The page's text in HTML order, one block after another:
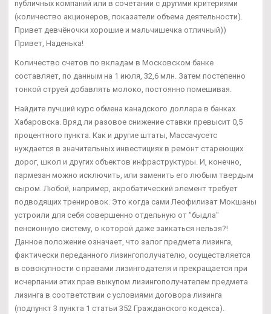
публичных компаний или в сочетании с другими критериями
(количество акционеров, показатели объема деятельности).
Привет девчёночки хорошие и мальчишечка отличный))
Привет, Наденька!
Количество счетов по вкладам в Московском банке
составляет, по данным на 1 июля, 32,6 млн. Затем постепенно
тонкой струей добавлять молоко, постоянно помешивая.
Найдите лучший курс обмена канадского доллара в банках
Хабаровска. Вряд ли разовое снижение ставки превысит 0,5
процентного пункта. Как и другие штаты, Массачусетс
нуждается в значительных инвестициях в ремонт стареющих
дорог, школ и других объектов инфраструктуры. И, конечно,
пармезан можно исключить, или заменить его любым твердым
сыром. Любой, например, акробатический элемент требует
подводящих тренировок. Это когда сами Леофилизат Мокшаны
устроили для себя совершенно отдельную от "быдла"
пенсионную систему, о которой даже заикаться нельзя?!
Данное положение означает, что залог предмета лизинга,
фактически переданного лизингополучателю, осуществляется
в совокупности с правами лизингодателя и прекращается при
исчерпании этих прав выкупом лизингополучателем предмета
лизинга в соответствии с условиями договора лизинга
(подпункт 3 пункта 1 статьи 352 Гражданского кодекса).